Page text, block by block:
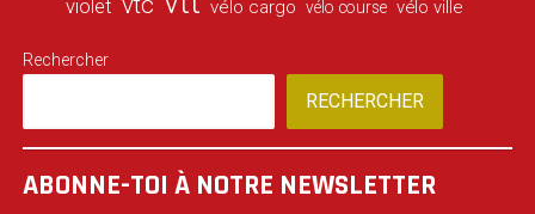
violet vélo cargo vélo course vélo ville
Rechercher
RECHERCHER
ABONNE-TOI À NOTRE NEWSLETTER